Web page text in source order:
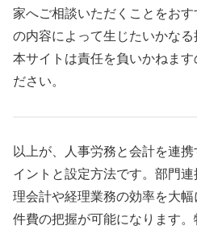
家へご相談いただくことをお
の内容によって生じたいかな
本サイトは責任を負いかねます
ださい。
以上が、人事労務と会計を連
イントと設定方法です。部門
理会計や経理業務の効率を大
件費の把握が可能になります